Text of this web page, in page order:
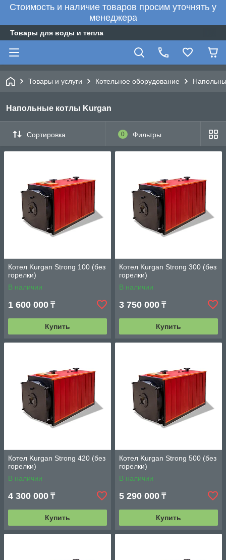
Стоимость и наличие товаров просим уточнять у
менеджера
Товары для воды и тепла
Товары и услуги Котельное оборудование
Напольные котлы Kurgan
Сортировка 0 Фильтры
Котел Kurgan Strong 100 (без
горелки)
В наличии
1 600 000 ₸
Купить
Котел Kurgan Strong 300 (без
горелки)
В наличии
3 750 000 ₸
Купить
Котел Kurgan Strong 420 (без
горелки)
В наличии
4 300 000 ₸
Купить
Котел Kurgan Strong 500 (без
горелки)
В наличии
5 290 000 ₸
Купить